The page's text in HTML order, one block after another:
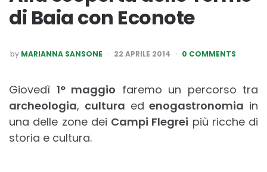
di Baia con Econote
POSTED
BY
by MARIANNA SANSONE 22 APRILE 2014 0 COMMENTS
Giovedì 1° maggio faremo un percorso tra
archeologia, cultura edenogastronomia in
una delle zone dei Campi Flegrei più ricche di
storia e cultura.